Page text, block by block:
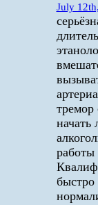
July
тремор
начать
работы
быстро